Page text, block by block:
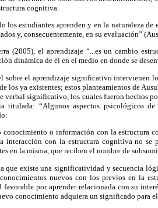
cognitiva.
los estudiantes aprenden y en la naturaleza de
y, consecuentemente, en su evaluación”
(2005), el aprendizaje “...es un cambio
dinámica de él en el medio en donde se
sobre el aprendizaje significativo intervienen
los ya existentes; estos planteamientos de
significativo, los cuales fueron hechos
titulada: “Algunos aspectos psicológicos
o información con la estructura
interacción con la estructura cognitiva no se
en la misma, que reciben el nombre de
que existe una significatividad y secuencia
nuevos con los previos en la
por aprender relacionada con su
conocimiento adquiera un significado para el